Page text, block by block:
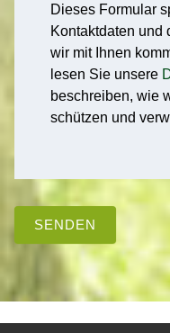
Dieses Formular
Kontaktdaten und
wir mit Ihnen
lesen Sie unsere
beschreiben, wie
schützen und
SENDEN